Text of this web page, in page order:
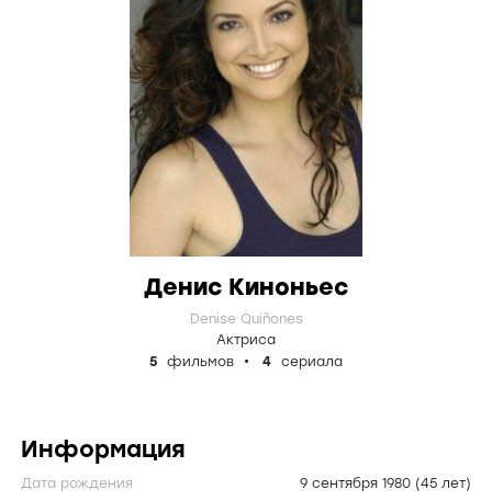
Денис Киноньес
Denise Quiñones
Актриса
5
фильмов 4 сериала
Информация
Дата рождения 9 сентября 1980 (45 лет)